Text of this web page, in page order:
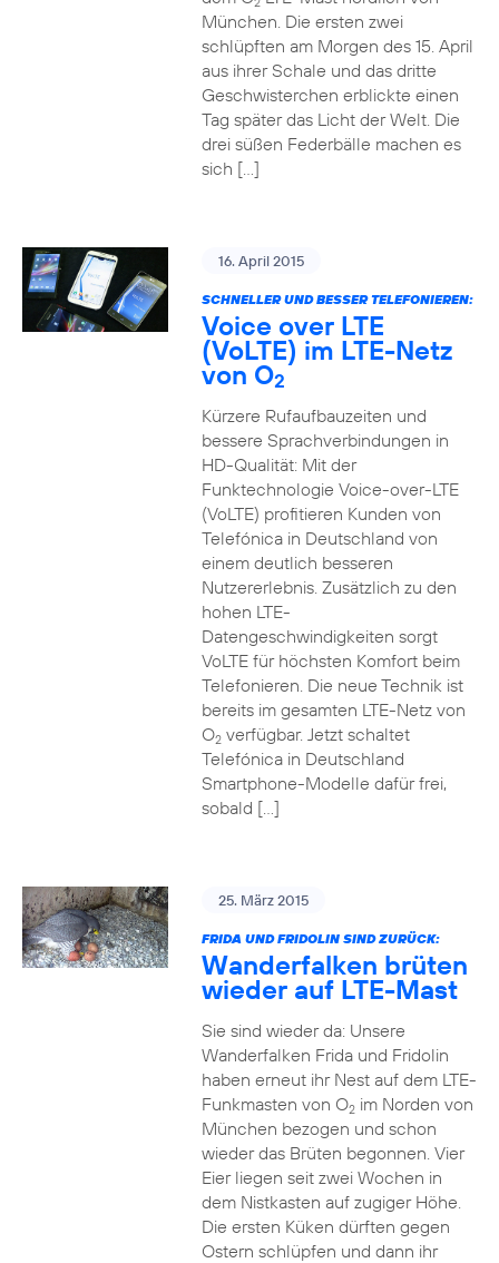
München. Die ersten zwei
schlüpften am Morgen des 15. April
aus ihrer Schale und das dritte
Geschwisterchen erblickte einen
Tag später das Licht der Welt. Die
drei süßen Federbälle machen es
sich […]
16. April 2015
SCHNELLER UND BESSER TELEFONIEREN:
Voice over LTE
(VoLTE) im LTE-Netz
von O2
Kürzere Rufaufbauzeiten und
bessere Sprachverbindungen in
HD-Qualität: Mit der
Funktechnologie Voice-over-LTE
(VoLTE) profitieren Kunden von
Telefónica in Deutschland von
einem deutlich besseren
Nutzererlebnis. Zusätzlich zu den
hohen LTE-
Datengeschwindigkeiten sorgt
VoLTE für höchsten Komfort beim
Telefonieren. Die neue Technik ist
bereits im gesamten LTE-Netz von
O2verfügbar. Jetzt schaltet
Telefónica in Deutschland
Smartphone-Modelle dafür frei,
sobald […]
25. März 2015
FRIDA UND FRIDOLIN SIND ZURÜCK:
Wanderfalken brüten
wieder auf LTE-Mast
Sie sind wieder da: Unsere
Wanderfalken Frida und Fridolin
haben erneut ihr Nest auf dem LTE-
Funkmasten von O2im Norden von
München bezogen und schon
wieder das Brüten begonnen. Vier
Eier liegen seit zwei Wochen in
dem Nistkasten auf zugiger Höhe.
Die ersten Küken dürften gegen
Ostern schlüpfen und dann ihr